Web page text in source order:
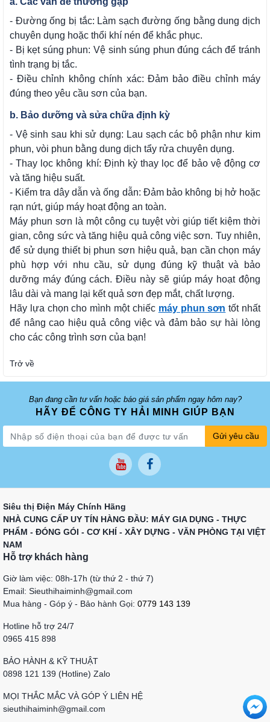
- Đường ống bị tắc: Làm sạch đường ống bằng dung dịch
chuyên dụng hoặc thổi khí nén để khắc phục.
- Bị kẹt súng phun: Vệ sinh súng phun đúng cách để tránh
tình trạng bị tắc.
- Điều chỉnh không chính xác: Đảm bảo điều chỉnh máy
đúng theo yêu cầu sơn của bạn.
b. Bảo dưỡng và sửa chữa định kỳ
- Vệ sinh sau khi sử dụng: Lau sạch các bộ phận như kim
phun, vòi phun bằng dung dịch tẩy rửa chuyên dụng.
- Thay lọc không khí: Định kỳ thay lọc để bảo vệ động cơ
và tăng hiệu suất.
- Kiểm tra dây dẫn và ống dẫn: Đảm bảo không bị hở hoặc
rạn nứt, giúp máy hoạt động an toàn.
Máy phun sơn là một công cụ tuyệt vời giúp tiết kiệm thời
gian, công sức và tăng hiệu quả công việc sơn. Tuy nhiên,
để sử dụng thiết bị phun sơn hiệu quả, bạn cần chọn máy
phù hợp với nhu cầu, sử dụng đúng kỹ thuật và bảo
dưỡng máy đúng cách. Điều này sẽ giúp máy hoạt động
lâu dài và mang lại kết quả sơn đẹp mắt, chất lượng.
Hãy lựa chọn cho mình một chiếc máy phun sơn tốt nhất
để nâng cao hiệu quả công việc và đảm bảo sự hài lòng
cho các công trình sơn của bạn!
Trở về
Bạn đang cần tư vấn hoặc báo giá sản phẩm ngay hôm nay?
HÃY ĐỂ CÔNG TY HẢI MINH GIÚP BẠN
Gửi yêu cầu
Siêu thị Điện Máy Chính Hãng
NHÀ CUNG CẤP UY TÍN HÀNG ĐẦU: MÁY GIA DỤNG - THỰC
PHẨM - ĐÓNG GÓI - CƠ KHÍ - XÂY DỰNG - VĂN PHÒNG TẠI VIỆT
NAM
Hỗ trợ khách hàng
Giờ làm việc: 08h-17h (từ thứ 2 - thứ 7)
Email: Sieuthihaiminh@gmail.com
Mua hàng - Góp ý - Bảo hành Gọi: 0779 143 139
Hotline hỗ trợ 24/7
0965 415 898
BẢO HÀNH & KỸ THUẬT
0898 121 139 (Hotline) Zalo
MỌI THẮC MẮC VÀ GÓP Ý LIÊN HỆ
sieuthihaiminh@gmail.com